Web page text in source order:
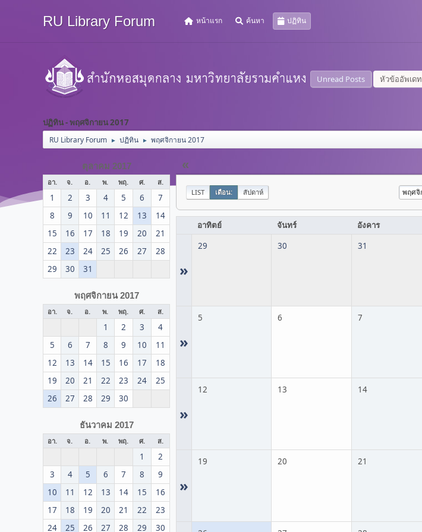
RU Library Forum หน้าแรก ค้นหา ปฏิทิน
Unread Posts หัวข้ออัพเดท
ปฏิทิน - พฤศจิกายน 2017
RU Library Forum ► ปฏิทิน ► พฤศจิกายน 2017
ตุลาคม 2017
อา. จ. อ. พ. พฤ. ศ. ส.
1 2 3 4 5 6
7
8
9 10 11 12 13
14
15
16 17 18 19 20
21
22
23 24 25 26 27
28
29
30 31
พฤศจิกายน 2017
อา. จ. อ. พ. พฤ. ศ. ส.
1 2 3
4
5
6 7 8 9 10
11
12
13 14 15 16 17
18
19
20 21 22 23 24
25
26
27 28 29 30
ธันวาคม 2017
อา. จ. อ. พ. พฤ. ศ. ส.
1
2
3
4 5 6 7 8
9
10
11 12 13 14 15
16
17
18 19 20 21 22
23
24
25 26 27 28 29 30
«
LIST เดือน: สัปดาห์
อาทิตย์ จันทร์ อังคาร
»
29 30 31
»
5 6 7
»
12 13 14
»
19 20 21